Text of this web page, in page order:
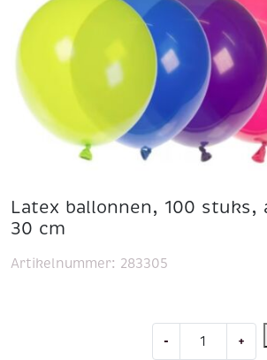
Latex ballonnen, 100 stuks,
30 cm
-
ballonnen,
+
Artikelnummer: 283305